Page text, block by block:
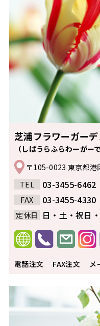
芝浦フラワーガー
（しばうらふらわーがーで
〒105-0023 東京都
TEL
03-3455-6462
FAX 03-3455-4330
定休日 日・土・祝日
電話注文 FAX注文 メ